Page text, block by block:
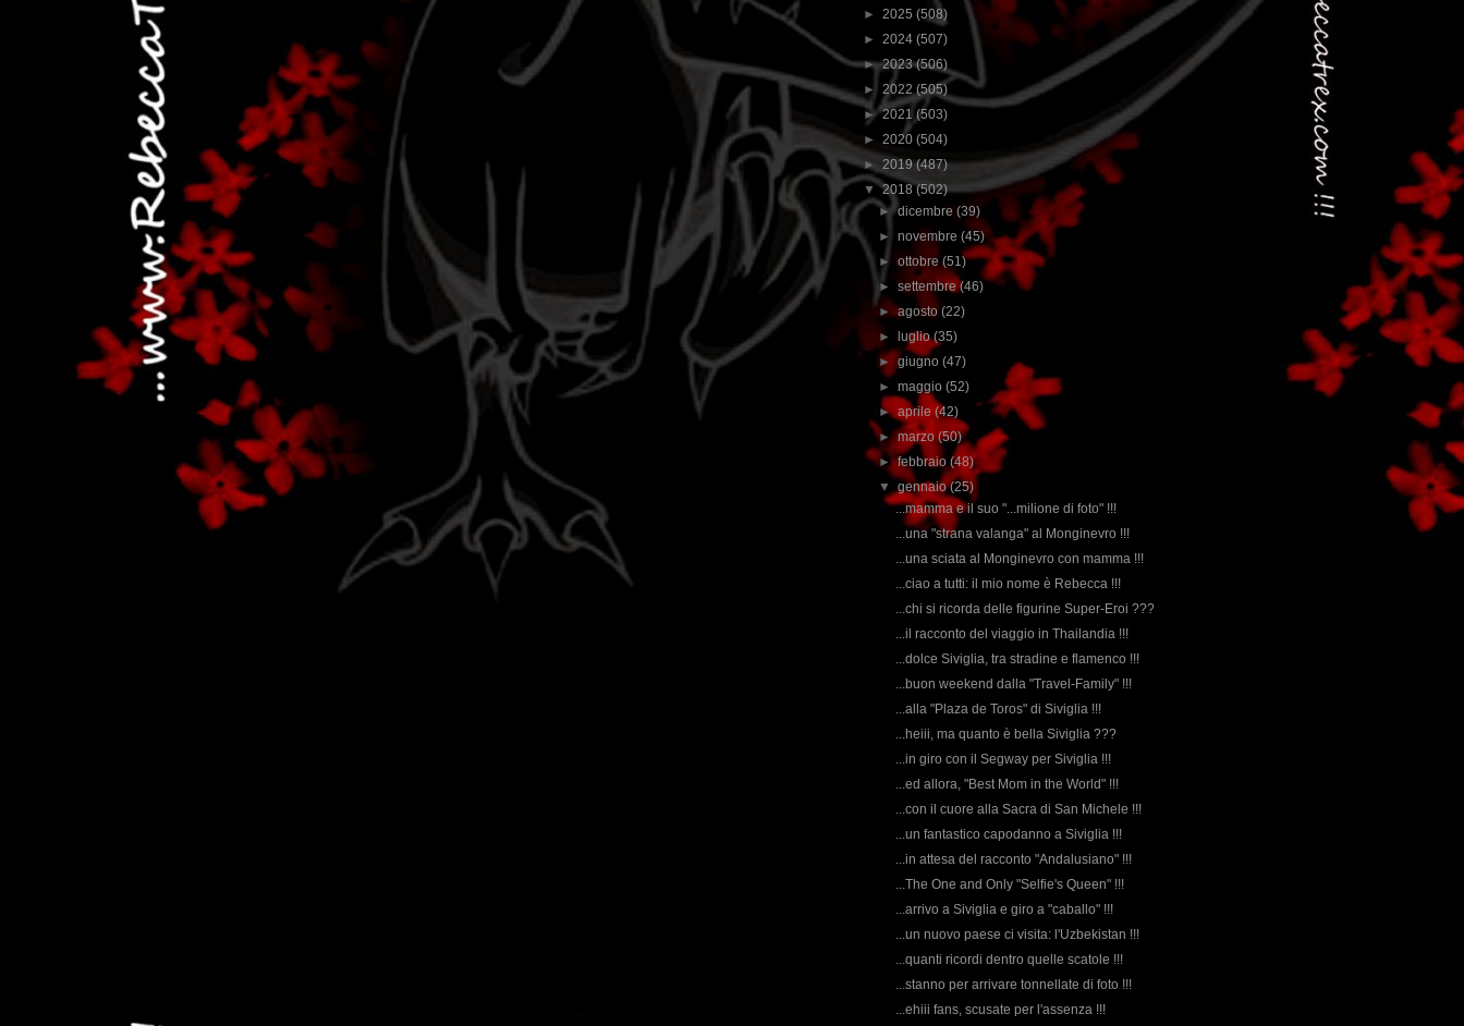
► 2025 (508)
► 2024 (507)
►2023(506)
► 2022(505)
►2021(503)
► 2020 (504)
► 2019(487)
▼2018(502)
►dicembre(39)
►novembre(45)
►ottobre(51)
►settembre(46)
►agosto(22)
►
luglio(35)
►giugno(47)
►maggio(52)
►aprile(42)
►marzo(50)
►febbraio(48)
▼gennaio(25)
...mamma e il suo "...milione di foto" !!!
...una "strana valanga" al Monginevro !!!
...una sciata al Monginevro con mamma !!!
...ciao a tutti: il mio nome è Rebecca !!!
...chi si ricorda delle figurine Super-Eroi ???
...il racconto del viaggio in Thailandia !!!
...dolce Siviglia, tra stradine e flamenco !!!
...buon weekend dalla "Travel-Family" !!!
...alla "Plaza de Toros" di Siviglia !!!
...heiii, ma quanto è bella Siviglia ???
...in giro con il Segway per Siviglia !!!
...ed allora, "Best Mom in the World" !!!
...con il cuore alla Sacra di San Michele !!!
...un fantastico capodanno a Siviglia !!!
...in attesa del racconto "Andalusiano" !!!
...The One and Only "Selfie's Queen" !!!
...arrivo a Siviglia e giro a "caballo" !!!
...un nuovo paese ci visita: l'Uzbekistan !!!
...quanti ricordi dentro quelle scatole !!!
...stanno per arrivare tonnellate di foto !!!
...ehiii fans, scusate per l'assenza !!!